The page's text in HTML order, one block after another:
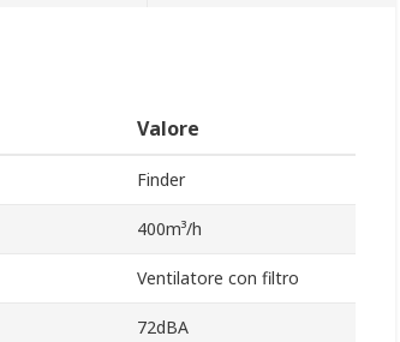
Valore
Finder
400m³/h
Ventilatore con filtro
72dBA